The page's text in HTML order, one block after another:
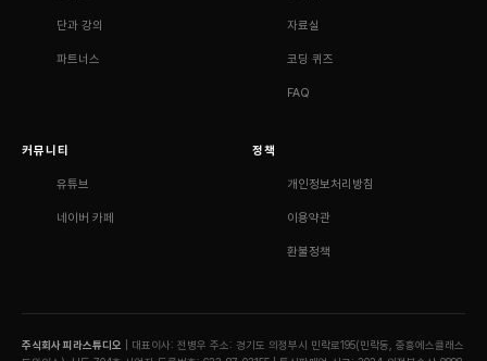
단과 강의
파트너스
자료실
코딩 퀴즈
FAQ
커뮤니티
유튜브
네이버 카페
정책
개인정보처리방침
이용약관
환불정책
주식회사 피라스튜디오 | 대표이사: 전병우 주소: 경기도 의정부시 민락로195(민락동, 중흥에스클래스